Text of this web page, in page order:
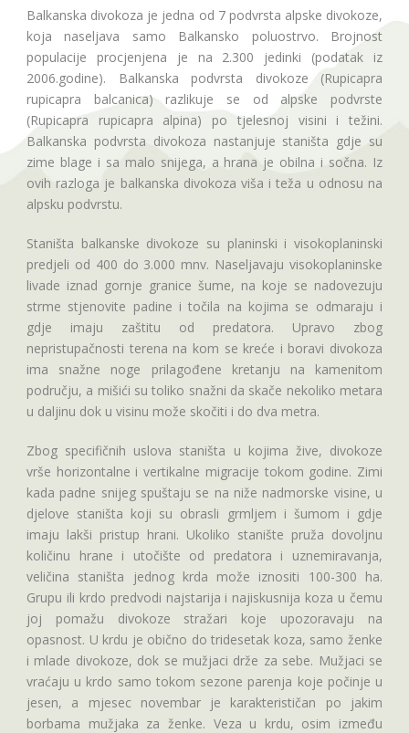
Balkanska divokoza je jedna od 7 podvrsta alpske divokoze,
koja naseljava samo Balkansko poluostrvo. Brojnost
populacije procjenjena je na 2.300 jedinki (podatak iz
2006.godine). Balkanska podvrsta divokoze (Rupicapra
rupicapra balcanica) razlikuje se od alpske podvrste
(Rupicapra rupicapra alpina) po tjelesnoj visini i težini.
Balkanska podvrsta divokoza nastanjuje staništa gdje su
zime blage i sa malo snijega, a hrana je obilna i sočna. Iz
ovih razloga je balkanska divokoza viša i teža u odnosu na
alpsku podvrstu.
Staništa balkanske divokoze su planinski i visokoplaninski
predjeli od 400 do 3.000 mnv. Naseljavaju visokoplaninske
livade iznad gornje granice šume, na koje se nadovezuju
strme stjenovite padine i točila na kojima se odmaraju i
gdje imaju zaštitu od predatora. Upravo zbog
nepristupačnosti terena na kom se kreće i boravi divokoza
ima snažne noge prilagođene kretanju na kamenitom
području, a mišići su toliko snažni da skače nekoliko metara
u daljinu dok u visinu može skočiti i do dva metra.
Zbog specifičnih uslova staništa u kojima žive, divokoze
vrše horizontalne i vertikalne migracije tokom godine. Zimi
kada padne snijeg spuštaju se na niže nadmorske visine, u
djelove staništa koji su obrasli grmljem i šumom i gdje
imaju lakši pristup hrani. Ukoliko stanište pruža dovoljnu
količinu hrane i utočište od predatora i uznemiravanja,
veličina staništa jednog krda može iznositi 100-300 ha.
Grupu ili krdo predvodi najstarija i najiskusnija koza u čemu
joj pomažu divokoze stražari koje upozoravaju na
opasnost. U krdu je obično do tridesetak koza, samo ženke
i mlade divokoze, dok se mužjaci drže za sebe. Mužjaci se
vraćaju u krdo samo tokom sezone parenja koje počinje u
jesen, a mjesec novembar je karakterističan po jakim
borbama mužjaka za ženke. Veza u krdu, osim između